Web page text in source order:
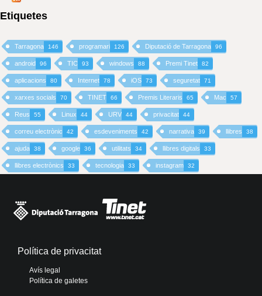
Etiquetes
Tarragona 146 programari 126 Diputació de Tarragona 96
android 96 TIC 93 windows 88 Premi Tinet 82
aplicacions 80 Internet 78 iOS 73 seguretat 71
xarxes socials 70 TINET 66 Premis Literaris 65 Mac 57
Reus 55 Linux 44 URV 44 privacitat 44
correu electrònic 42 esdeveniments 42 narrativa 39 llibres 38
ajuda 38 google 36 utilitats 34 llibres digitals 33
llibres electrònics 33 tecnologia 33 instagram 32
Política de privacitat
Avís legal
Política de galetes